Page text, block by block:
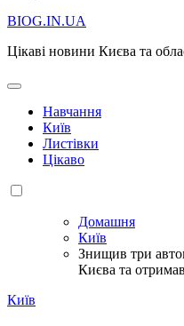
BIOG.IN.UA
Цікаві новини Києва та
Навчання
Київ
Листівки
Цікаво
Домашня
Київ
Знищив три
Києва та
Київ